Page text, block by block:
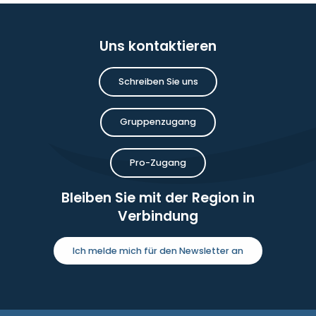
Uns kontaktieren
Schreiben Sie uns
Gruppenzugang
Pro-Zugang
Bleiben Sie mit der Region in
Verbindung
Ich melde mich für den Newsletter an